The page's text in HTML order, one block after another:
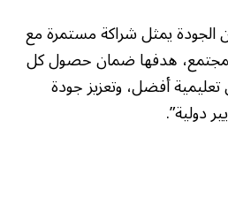
يمثل شراكة مستمرة مع
هدفها ضمان حصول كل
أفضل، وتعزيز جودة
دولية”.